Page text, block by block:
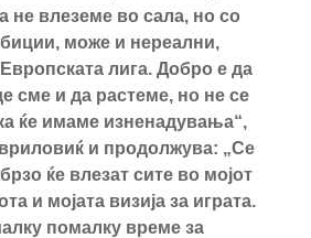
не влеземе во сала, но со
може и нереални,
лига. Добро е да
сме и да растеме, но не се
ќе имаме изненадувања“,
и продолжува: „Се
ќе влезат сите во мојот
и мојата визија за играта.
помалку време за